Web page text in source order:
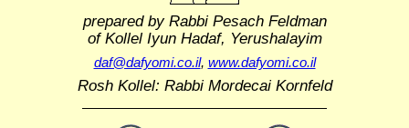
prepared by Rabbi Pesach Feldman
of Kollel Iyun Hadaf, Yerushalayim
daf@dafyomi.co.il, www.dafyomi.co.il
Rosh Kollel: Rabbi Mordecai Kornfeld